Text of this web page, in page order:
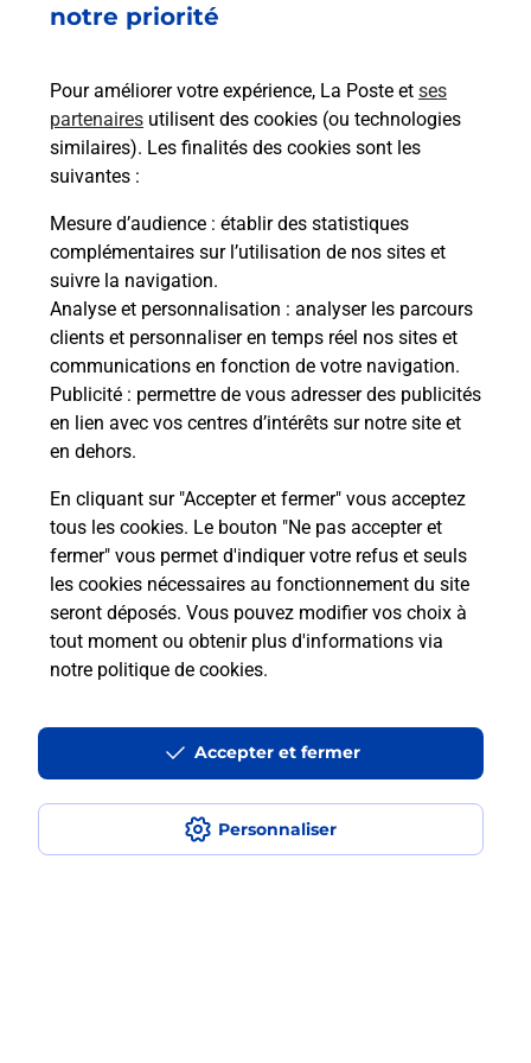
notre priorité
Pour améliorer votre expérience, La Poste et ses
partenaires utilisent des cookies (ou technologies
similaires). Les finalités des cookies sont les
suivantes :
Mesure d’audience : établir des statistiques
complémentaires sur l’utilisation de nos sites et
suivre la navigation.
Analyse et personnalisation : analyser les parcours
clients et personnaliser en temps réel nos sites et
communications en fonction de votre navigation.
Publicité : permettre de vous adresser des publicités
en lien avec vos centres d’intérêts sur notre site et
en dehors.
En cliquant sur "Accepter et fermer" vous acceptez
tous les cookies. Le bouton "Ne pas accepter et
fermer" vous permet d'indiquer votre refus et seuls
les cookies nécessaires au fonctionnement du site
seront déposés. Vous pouvez modifier vos choix à
tout moment ou obtenir plus d'informations via
notre politique de cookies.
Personnaliser
Accepter et fermer
Acheter un iPhone neuf ou reconditionné
Vous recherchez un smartphone pas cher proche
de chez vous ? Découvrez notre offre de
téléphones iPhone Apple dans vos bureaux de
Poste à BARBAZAN (31510) !
En savoir plus
Questions fréquemment posées
Comment retourner un colis acheté
en ligne depuis votre boîte aux lettres
Comment envoyer un colis ou faire un
retour chez un e-commerçant sans se
déplacer ?
Envoyer un petit colis au meilleur